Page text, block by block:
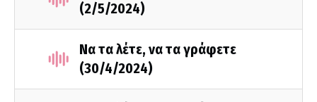
(2/5/2024)
Να τα λέτε, να τα γράφετε
(30/4/2024)